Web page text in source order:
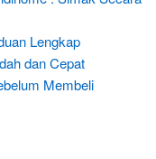
Lengkap
dan Cepat
Membeli